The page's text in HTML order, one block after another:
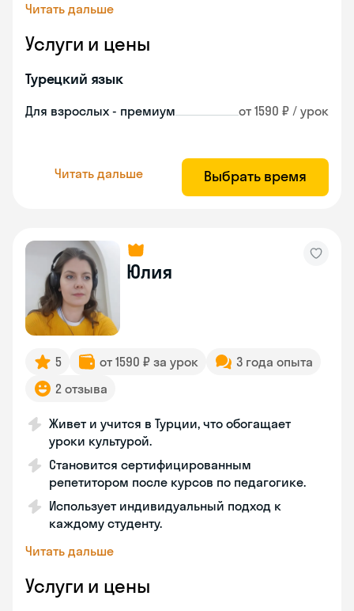
Читать дальше
Услуги и цены
Турецкий язык
Для взрослых - премиум от 1590 ₽ / урок
Читать дальше Выбрать время
Юлия
5 от 1590 ₽ за урок
3 года опыта
2 отзыва
Живет и учится в Турции, что обогащает
уроки культурой.
Становится сертифицированным
репетитором после курсов по педагогике.
Использует индивидуальный подход к
каждому студенту.
Читать дальше
Услуги и цены